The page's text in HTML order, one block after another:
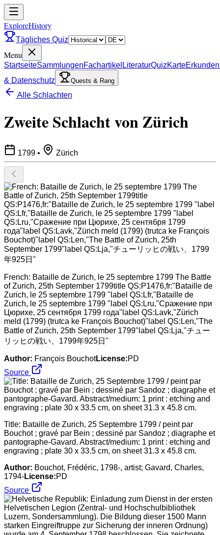
ExploreHistory
Tägliches Quiz
Menu
StartseiteSammlungenFachartikel LiteraturQuizKarteErkunden
& Datenschutz
Quests & Rang
Alle Schlachten
Zweite Schlacht von Zürich
1799 • Zürich
French: Bataille de Zurich, le 25 septembre 1799 The Battle
of Zurich, 25th September 1799title QS:P1476,fr:"Bataille de
Zurich, le 25 septembre 1799 "label QS:Lfr,"Bataille de
Zurich, le 25 septembre 1799 "label QS:Lru,"Сражение при
Цюрихе, 25 сентября 1799 года"label QS:Lavk,"Zürich
meld (1799) (trutca ke François Bouchot)"label QS:Len,"The
Battle of Zurich, 25th September 1799"label QS:Lja,"チュー
リッヒの戦い、1799年925日"
Author: François BouchotLicense:PD
Source
Title: Bataille de Zurich, 25 Septembre 1799 / peint par
Bouchot ; gravé par Bein ; dessiné par Sandoz ; diagraphe et
pantographe-Gavard. Abstract/medium: 1 print : etching and
engraving ; plate 30 x 33.5 cm, on sheet 31.3 x 45.8 cm.
Author: Bouchot, Frédéric, 1798-, artist; Gavard, Charles,
1794-License:PD
Source